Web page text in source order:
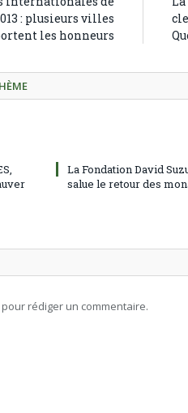
: plusieurs villes
les honneurs
La Fondation David
salue le retour des
pour rédiger un commentaire.